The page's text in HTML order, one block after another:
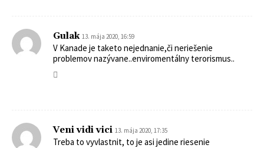
Gulak 13. mája 2020, 16:59
V Kanade je taketo nejednanie,či neriešenie
problemov nazývane..enviromentálny terorismus..
Veni vidi vici 13. mája 2020, 17:35
Treba to vyvlastnit, to je asi jedine riesenie